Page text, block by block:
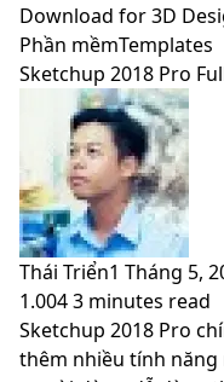
skin
Download for 3D
Phần mềmTemplates
Sketchup 2018 Pro
Thái Triển1 Tháng 5,
1.0043 minutes read
Facebook
X
LinkedIn
Pinterest
Messenger
Messenger
WhatsApp
Telegram
Viber
Share
via
Print
Sketchup 2018 Pro
thêm nhiều tính